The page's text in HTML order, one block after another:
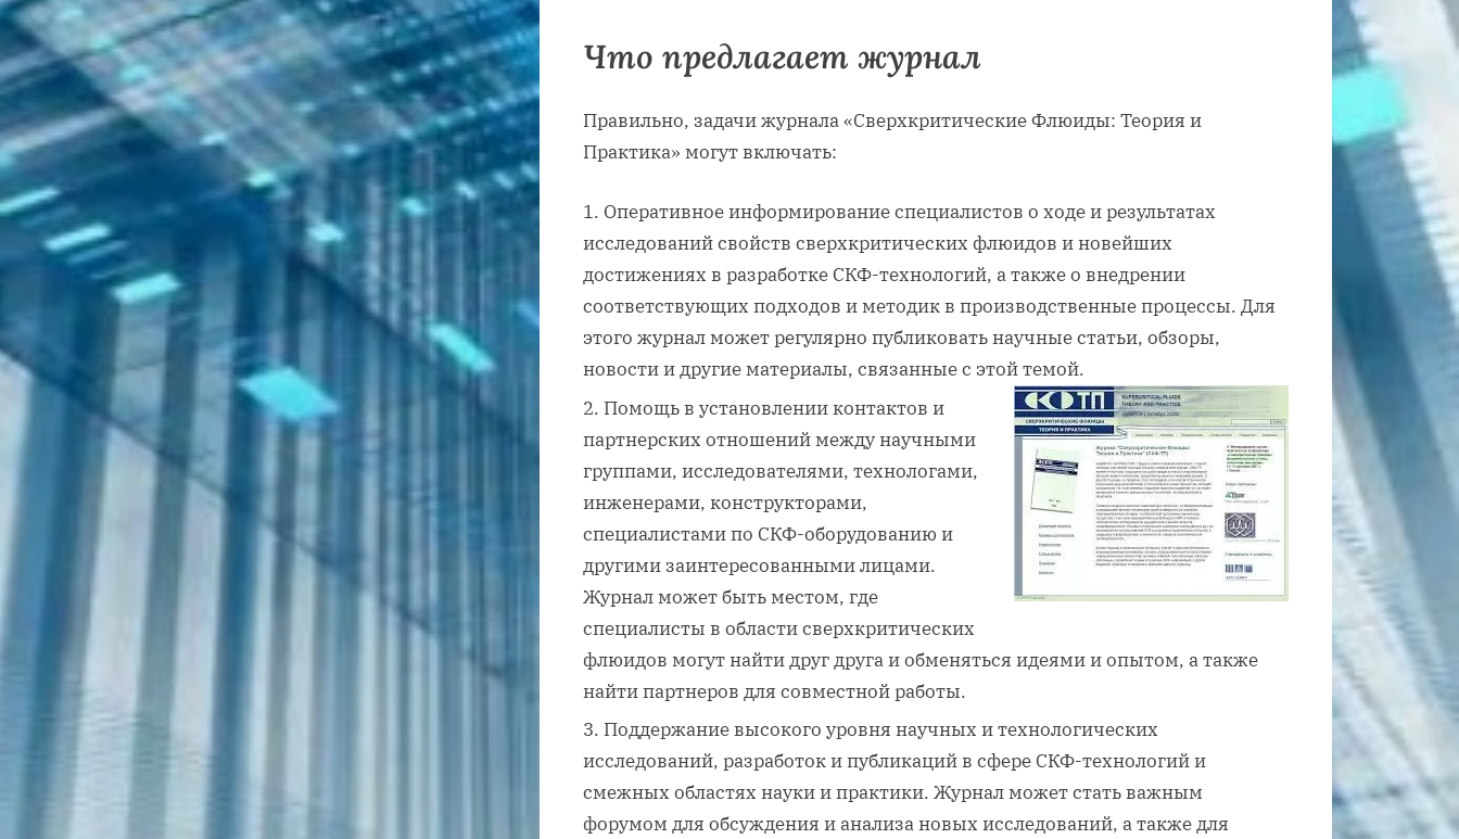
Что предлагает журнал
Правильно, задачи журнала «Сверхкритические Флюиды: Теория и
Практика» могут включать:
Оперативное информирование специалистов о ходе и результатах
исследований свойств сверхкритических флюидов и новейших
достижениях в разработке СКФ-технологий, а также о внедрении
соответствующих подходов и методик в производственные процессы. Для
этого журнал может регулярно публиковать научные статьи, обзоры,
новости и другие материалы, связанные с этой темой.
Помощь в установлении контактов и
партнерских отношений между научными
группами, исследователями, технологами,
инженерами, конструкторами,
специалистами по СКФ-оборудованию и
другими заинтересованными лицами.
Журнал может быть местом, где
специалисты в области сверхкритических
флюидов могут найти друг друга и обменяться идеями и опытом, а также
найти партнеров для совместной работы.
Поддержание высокого уровня научных и технологических
исследований, разработок и публикаций в сфере СКФ-технологий и
смежных областях науки и практики. Журнал может стать важным
форумом для обсуждения и анализа новых исследований, а также для